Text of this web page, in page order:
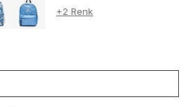
+2 Renk